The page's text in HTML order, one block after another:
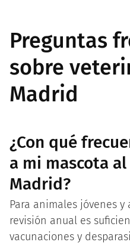
Preguntas
sobre
Madrid
¿Con qué
a mi mascota
Madrid?
Para animales jóvenes
revisión anual es
vacunaciones y